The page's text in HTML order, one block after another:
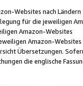
Websites nach Ländern
für die jeweiligen
Amazon-Websites
Amazon-Websites
Übersetzungen.
die englische